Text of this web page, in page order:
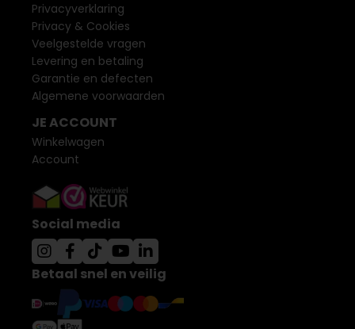
Privacyverklaring
Privacy & Cookies
Veelgestelde vragen
Levering en betaling
Garantie en defecten
Algemene voorwaarden
JE ACCOUNT
Winkelwagen
Account
Social media
Betaal snel en veilig